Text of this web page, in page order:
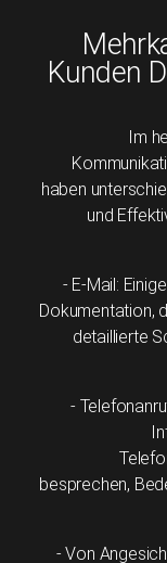
Kunden
Im
haben
und
- E-Mail:
Dokumentation,
detaillierte
-
besprechen,
- Von